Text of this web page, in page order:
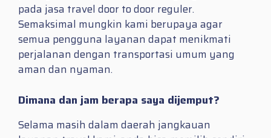
pada jasa travel door to door reguler.
Semaksimal mungkin kami berupaya agar
semua pengguna layanan dapat menikmati
perjalanan dengan transportasi umum yang
aman dan nyaman.
Dimana dan jam berapa saya dijemput?
Selama masih dalam daerah jangkauan